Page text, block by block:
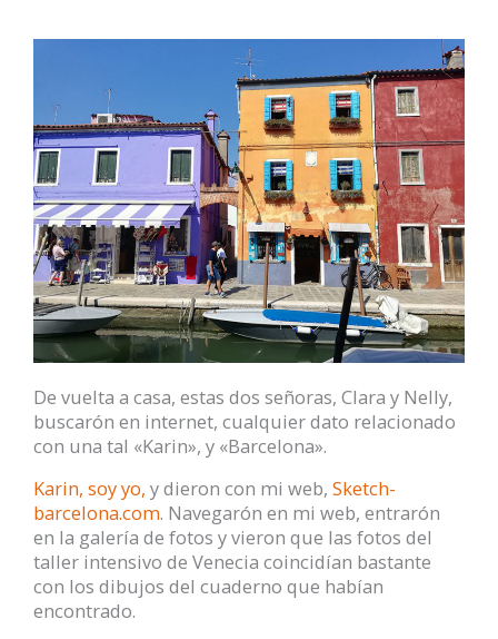
De vuelta a casa, estas dos señoras, Clara y Nelly,
buscarón en internet, cualquier dato relacionado
con una tal «Karin», y «Barcelona».
Karin, soy yo, y dieron con mi web, Sketch-
barcelona.com. Navegarón en mi web, entrarón
en la galería de fotos y vieron que las fotos del
taller intensivo de Venecia coincidían bastante
con los dibujos del cuaderno que habían
encontrado.